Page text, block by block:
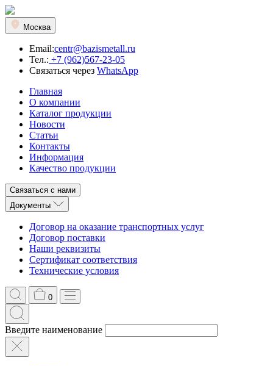
Москва
Email:centr@bazismetall.ru
Тел.: +7 (962)567-23-05
Связаться через WhatsApp
Главная
О компании
Каталог продукции
Новости
Статьи
Контакты
Информация
Качество продукции
Связаться с нами
Документы
Договор на оказание транспортных услуг
Договор поставки
Наши реквизиты
Сертификат соответствия
Технические условия
0
Введите наименование